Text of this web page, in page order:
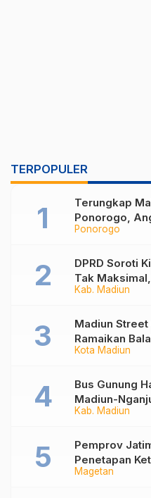
TERPOPULER
Ponorogo
Terungkap
Ponorogo,
Jadi Sekar
Kab. Madiun
DPRD Soroti
Tak
Hasilkan PAD
Kota Madiun
Madiun
Ramaikan
Anak Muda
Kab. Madiun
Bus Gunung
Madiun-
Magetan
Pemprov
Penetapan